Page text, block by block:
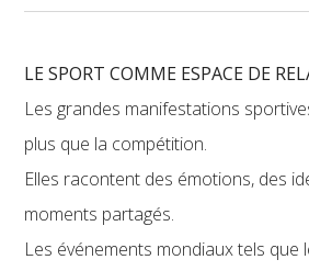
LE SPORT COMME ESPACE DE
Les grandes manifestations
plus que la compétition.
Elles racontent des émotions, des
moments partagés.
Les événements mondiaux tels que